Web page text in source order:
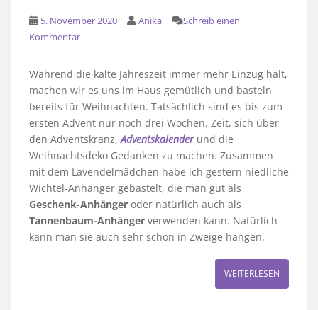
5. November 2020 Anika
Schreib einen
Kommentar
Während die kalte Jahreszeit immer mehr Einzug hält,
machen wir es uns im Haus gemütlich und basteln
bereits für Weihnachten. Tatsächlich sind es bis zum
ersten Advent nur noch drei Wochen. Zeit, sich über
den Adventskranz,Adventskalenderund die
Weihnachtsdeko Gedanken zu machen. Zusammen
mit dem Lavendelmädchen habe ich gestern niedliche
Wichtel-Anhänger gebastelt, die man gut als
Geschenk-Anhänger oder natürlich auch als
Tannenbaum-Anhänger verwenden kann. Natürlich
kann man sie auch sehr schön in Zweige hängen.
WEITERLESEN